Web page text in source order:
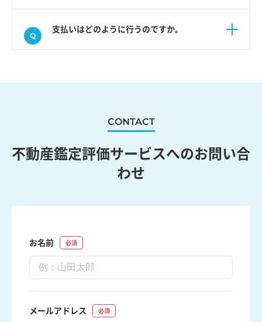
支払いはどのように行うのですか。
CONTACT
不動産鑑定評価サービスへのお問い合
わせ
お名前
メールアドレス